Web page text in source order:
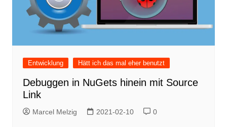
Entwicklung Hätt ich das mal eher benutzt
Debuggen in NuGets hinein mit Source
Link
Marcel Melzig 2021-02-10 0